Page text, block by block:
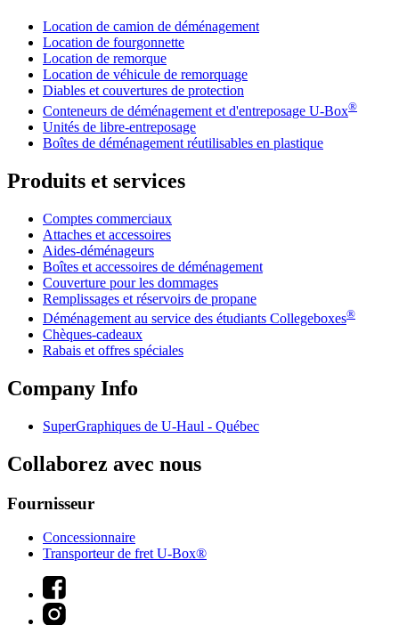
Location de camion de déménagement
Location de fourgonnette
Location de remorque
Location de véhicule de remorquage
Diables et couvertures de protection
Conteneurs de déménagement et d'entreposage U-Box®
Unités de libre-entreposage
Boîtes de déménagement réutilisables en plastique
Produits et services
Comptes commerciaux
Attaches et accessoires
Aides-déménageurs
Boîtes et accessoires de déménagement
Couverture pour les dommages
Remplissages et réservoirs de propane
Déménagement au service des étudiants Collegeboxes®
Chèques-cadeaux
Rabais et offres spéciales
Company Info
SuperGraphiques de U-Haul - Québec
Collaborez avec nous
Fournisseur
Concessionnaire
Transporteur de fret U-Box®